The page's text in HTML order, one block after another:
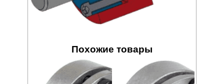
Похожие товары